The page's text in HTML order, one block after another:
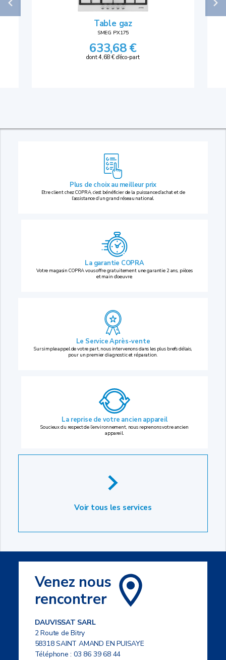
Table gaz
SMEG PX175
633,68 €
dont 4,68 € d'éco-part
Plus de choix au meilleur prix
Etre client chez COPRA, c’est bénéficier de la puissance d’achat et de
l’assistance d’un grand réseau national.
La garantie COPRA
Votre magasin COPRA vous offre gratuitement une garantie 2 ans, pièces
et main d’oeuvre.
Le Service Après-vente
Sur simple appel de votre part, nous intervenons dans les plus brefs délais,
pour un premier diagnostic et réparation.
La reprise de votre ancien appareil
Soucieux du respect de l’environnement, nous reprenons votre ancien
appareil.
Voir tous les services
Venez nous
rencontrer
DAUVISSAT SARL
2 Route de Bitry
58318 SAINT AMAND EN PUISAYE
Téléphone :03 86 39 68 44